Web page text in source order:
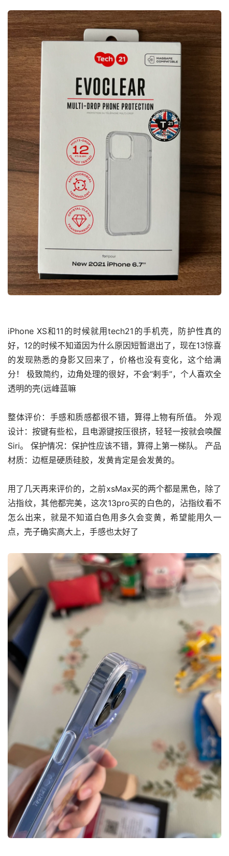
iPhone XS和11的时候就用tech21的手机壳，防护性真的
好，12的时候不知道因为什么原因短暂退出了，现在13惊喜
的发现熟悉的身影又回来了，价格也没有变化，这个给满
分！ 极致简约，边角处理的很好，不会“剌手”，个人喜欢全
透明的壳(远峰蓝嘛
整体评价：手感和质感都很不错，算得上物有所值。 外观
设计：按键有些松，且电源键按压很挤，轻轻一按就会唤醒
Siri。 保护情况：保护性应该不错，算得上第一梯队。 产品
材质：边框是硬质硅胶，发黄肯定是会发黄的。
用了几天再来评价的，之前xsMax买的两个都是黑色，除了
沾指纹，其他都完美，这次13pro买的白色的，沾指纹看不
怎么出来，就是不知道白色用多久会变黄，希望能用久一
点，壳子确实高大上，手感也太好了